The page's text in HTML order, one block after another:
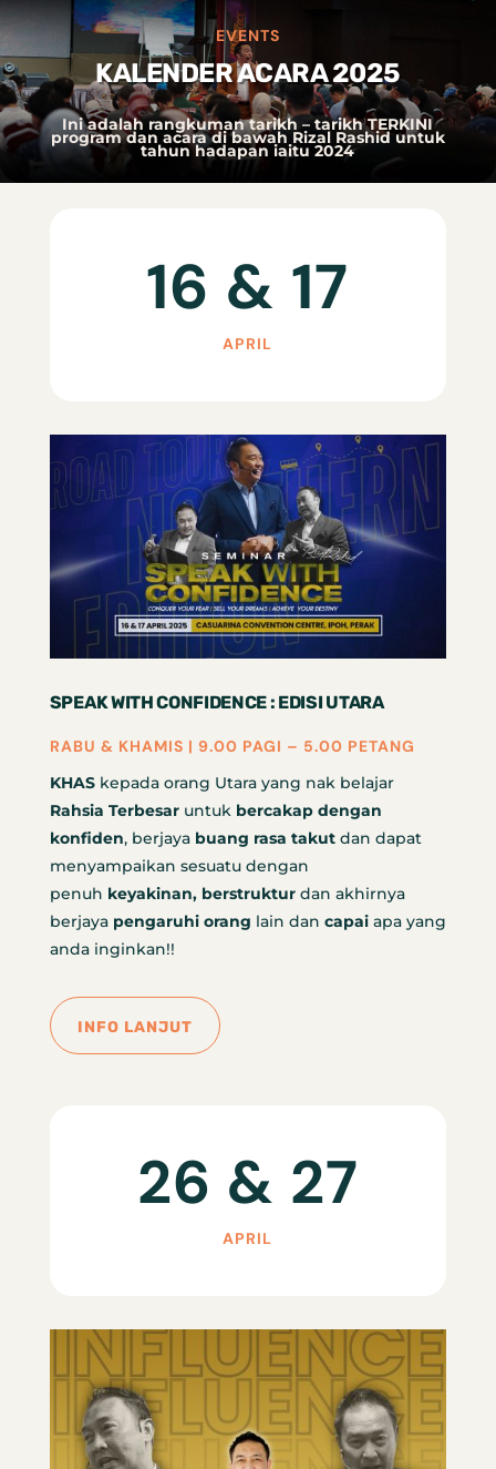
EVENTS
KALENDER ACARA 2025
Ini adalah rangkuman tarikh – tarikh TERKINI
program dan acara di bawah Rizal Rashid untuk
tahun hadapan iaitu 2024
16 & 17
APRIL
SPEAK WITH CONFIDENCE : EDISI UTARA
RABU & KHAMIS | 9.00 PAGI – 5.00 PETANG
KHASkepada orang Utara yang nak belajar
Rahsia Terbesaruntuk bercakap dengan
konfiden, berjaya buang rasa takutdan dapat
menyampaikan sesuatu dengan
penuh keyakinan, berstruktur dan akhirnya
berjaya pengaruhi orang lain dan capaiapa yang
anda inginkan!!
INFO LANJUT
26 & 27
APRIL